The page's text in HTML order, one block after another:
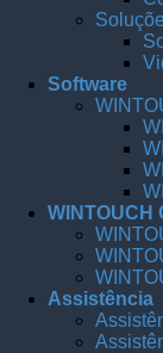
Software
WINTOUCH
Assistência